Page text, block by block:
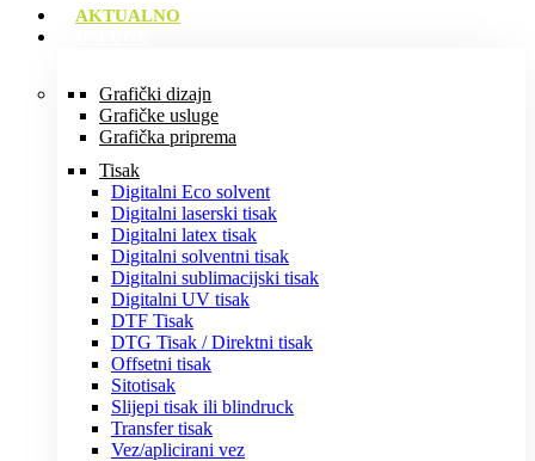
AKTUALNO
Grafički dizajn
Grafičke usluge
Grafička priprema
Tisak
Digitalni Eco solvent
Digitalni laserski tisak
Digitalni latex tisak
Digitalni solventni tisak
Digitalni sublimacijski tisak
Digitalni UV tisak
DTF Tisak
DTG Tisak / Direktni tisak
Offsetni tisak
Sitotisak
Slijepi tisak ili blindruck
Transfer tisak
Vez/aplicirani vez